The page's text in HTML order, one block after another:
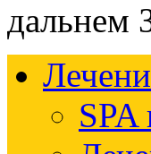
дальнем